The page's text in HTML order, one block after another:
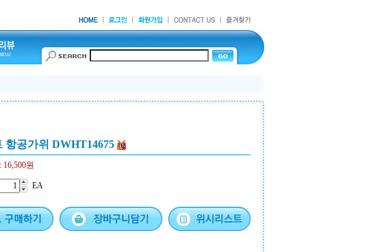
항공가위 DWHT14675
16,500원
EA